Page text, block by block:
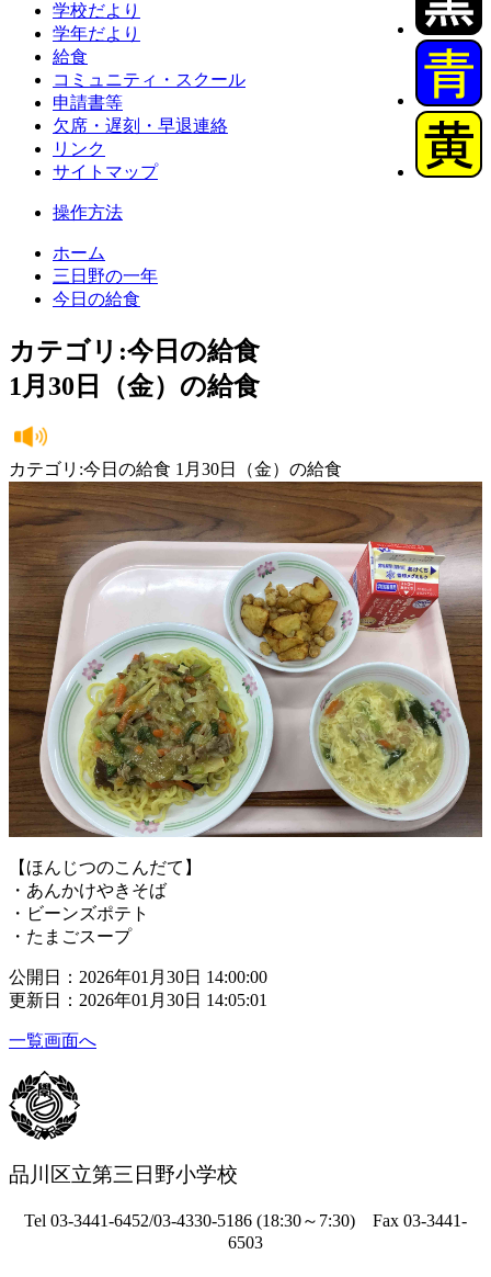
学校だより
学年だより
給食
コミュニティ・スクール
申請書等
欠席・遅刻・早退連絡
リンク
サイトマップ
操作方法
ホーム
三日野の一年
今日の給食
カテゴリ:今日の給食
1月30日（金）の給食
カテゴリ:今日の給食 1月30日（金）の給食
【ほんじつのこんだて】
・あんかけやきそば
・ビーンズポテト
・たまごスープ
公開日：2026年01月30日 14:00:00
更新日：2026年01月30日 14:05:01
一覧画面へ
品川区立第三日野小学校
Tel 03-3441-6452/03-4330-5186 (18:30～7:30) Fax 03-3441-
6503